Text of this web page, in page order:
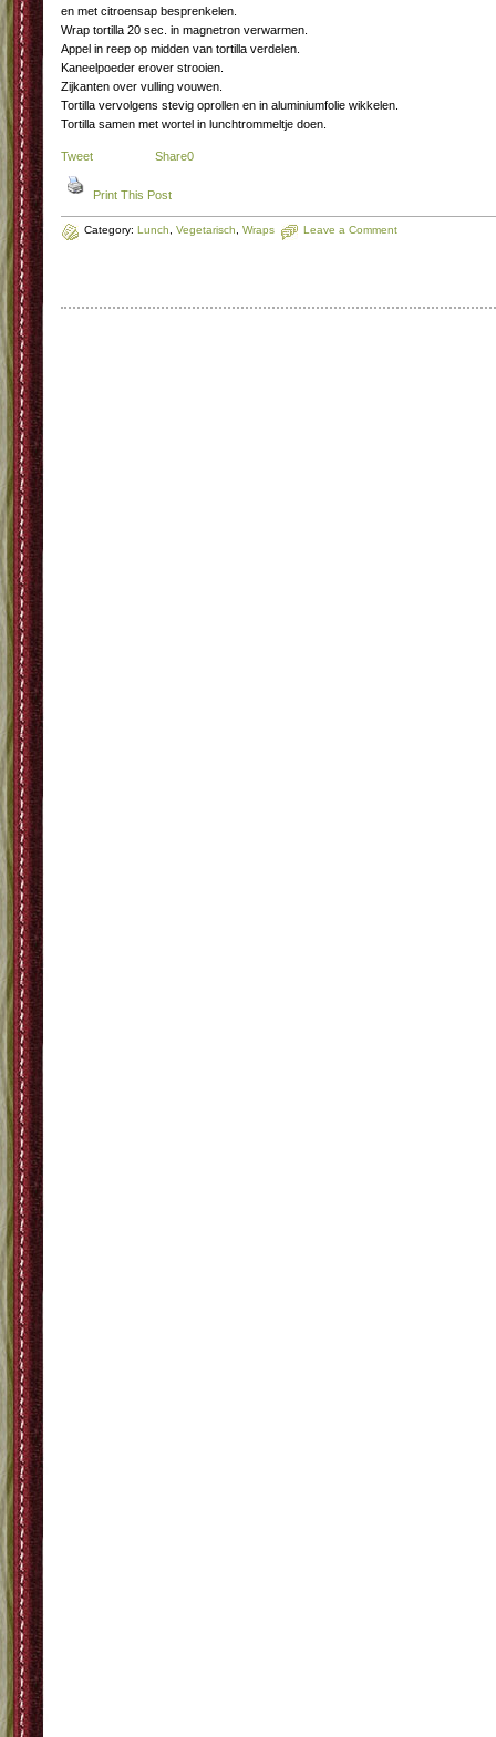
en met citroensap besprenkelen.
Wrap tortilla 20 sec. in magnetron verwarmen.
Appel in reep op midden van tortilla verdelen.
Kaneelpoeder erover strooien.
Zijkanten over vulling vouwen.
Tortilla vervolgens stevig oprollen en in aluminiumfolie wikkelen.
Tortilla samen met wortel in lunchtrommeltje doen.
Tweet Share0
Print This Post
Category: Lunch Vegetarisch Wraps Leave a Comment